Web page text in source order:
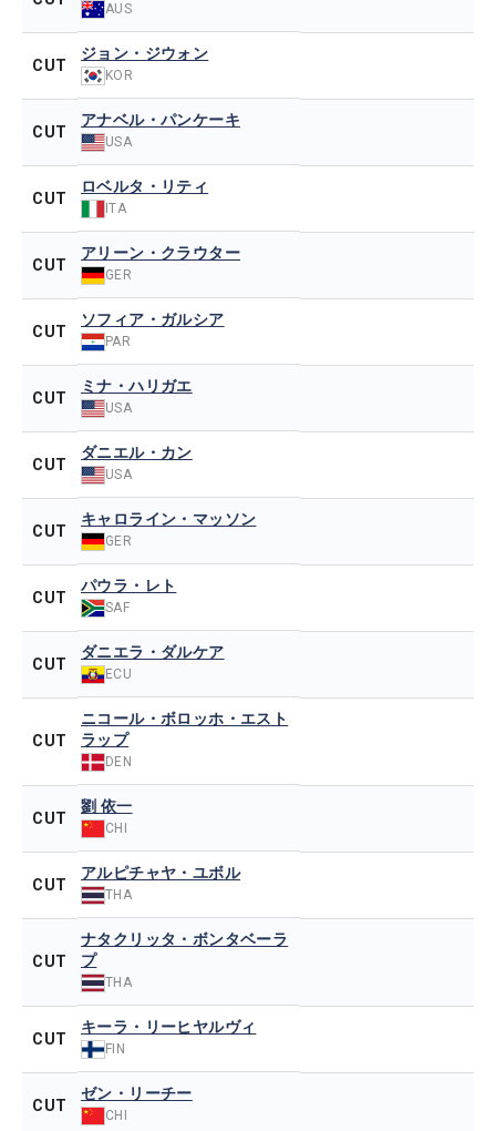
AUS
CUT
ジョン・ジウォン
KOR
CUT
アナベル・パンケーキ
USA
CUT
ロベルタ・リティ
ITA
CUT
アリーン・クラウター
GER
CUT
ソフィア・ガルシア
PAR
CUT
ミナ・ハリガエ
USA
CUT
ダニエル・カン
USA
CUT
キャロライン・マッソン
GER
CUT
パウラ・レト
SAF
CUT
ダニエラ・ダルケア
ECU
CUT
ニコール・ボロッホ・エスト
ラップ
DEN
CUT
劉 依一
CHI
CUT
アルピチャヤ・ユボル
THA
CUT
ナタクリッタ・ボンタベーラ
プ
THA
CUT
キーラ・リーヒヤルヴィ
FIN
CUT
ゼン・リーチー
CHI